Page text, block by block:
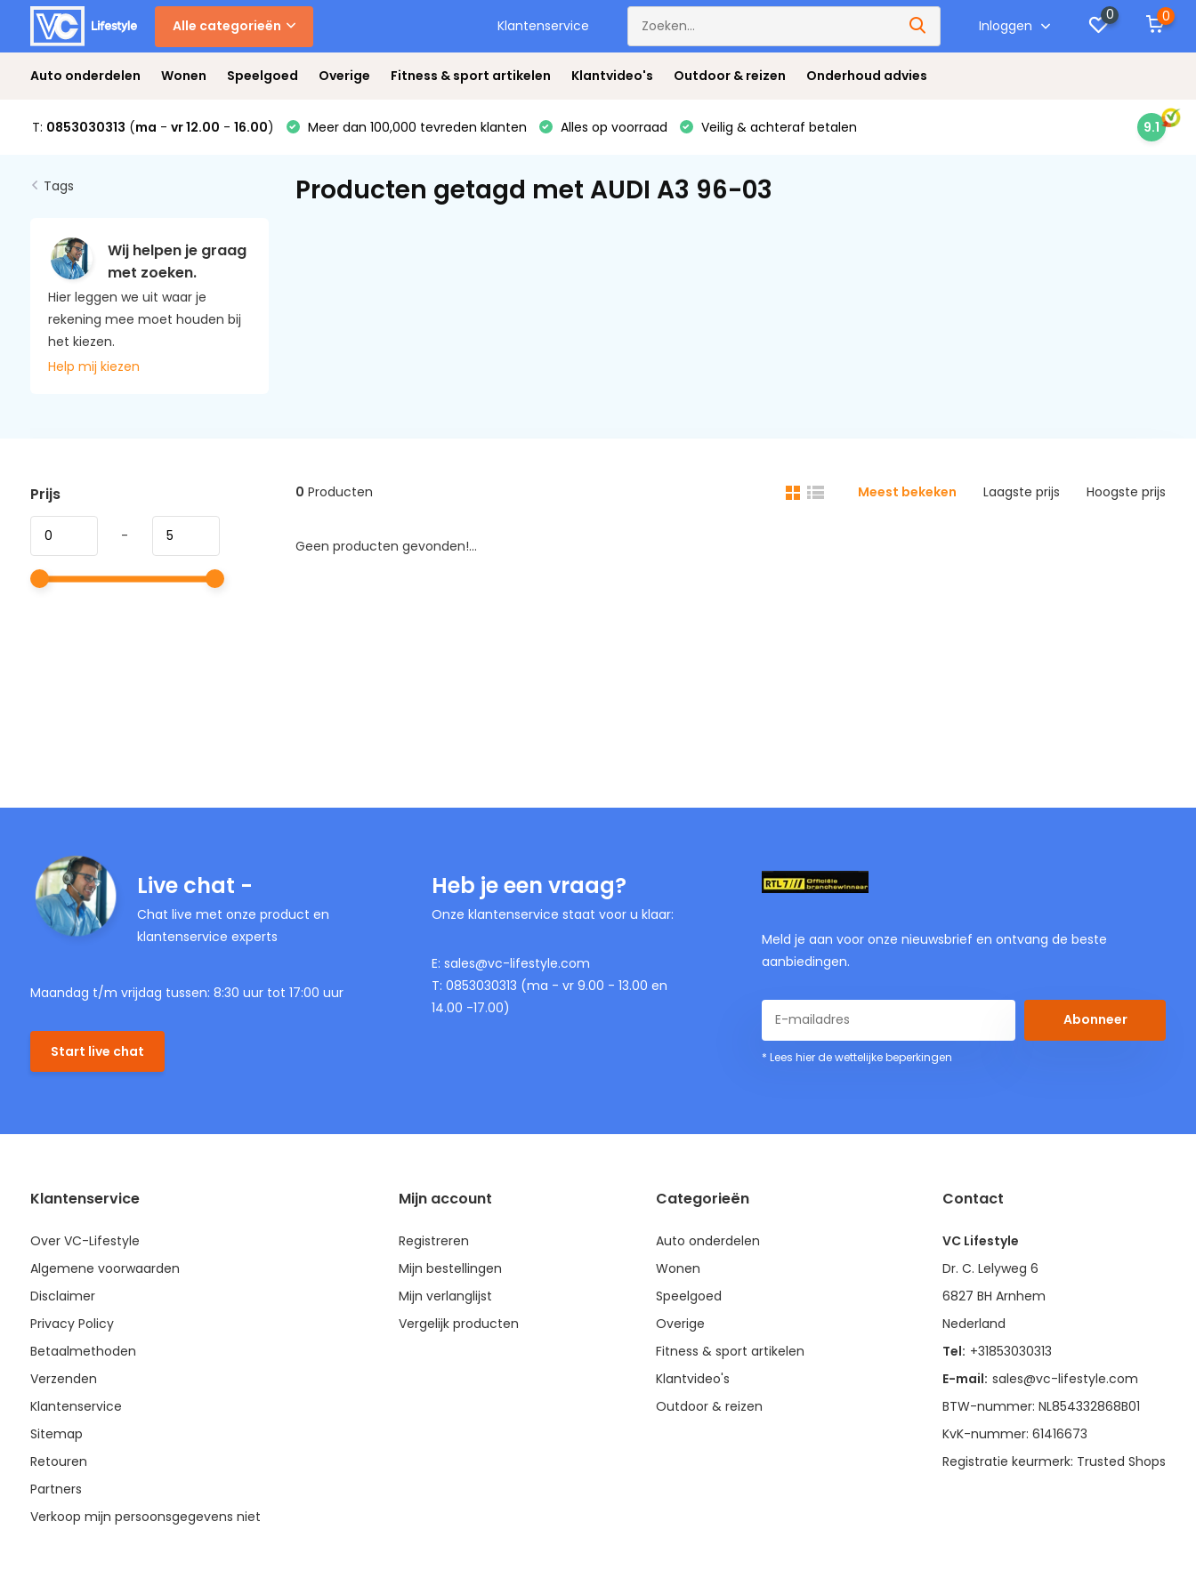
Alle categorieën Klantenservice Inloggen
0 0
Auto onderdelen Wonen Speelgoed Overige Fitness & sport artikelen Klantvideo's Outdoor & reizen Onderhoud advies
T: 0853030313 (ma - vr 12.00 - 16.00) Meer dan 100,000 tevreden klanten Alles op voorraad Veilig & achteraf betalen 9.1
Tags
Wij helpen je graag
met zoeken.
Hier leggen we uit waar je
rekening mee moet houden bij
het kiezen.
Help mij kiezen
Producten getagd met AUDI A3 96-03
Prijs
-
0 Producten Meest bekeken Laagste prijs Hoogste prijs
Geen producten gevonden!...
Live chat -
Chat live met onze product en
klantenservice experts
Maandag t/m vrijdag tussen: 8:30 uur tot 17:00 uur
Start live chat
Heb je een vraag?
Onze klantenservice staat voor u klaar:
E: sales@vc-lifestyle.com
T: 0853030313 (ma - vr 9.00 - 13.00 en
14.00 -17.00)
Meld je aan voor onze nieuwsbrief en ontvang de beste
aanbiedingen.
Abonneer
* Lees hier de wettelijke beperkingen
Klantenservice
Over VC-Lifestyle
Algemene voorwaarden
Disclaimer
Privacy Policy
Betaalmethoden
Verzenden
Klantenservice
Sitemap
Retouren
Partners
Verkoop mijn persoonsgegevens niet
Mijn account
Registreren
Mijn bestellingen
Mijn verlanglijst
Vergelijk producten
Categorieën
Auto onderdelen
Wonen
Speelgoed
Overige
Fitness & sport artikelen
Klantvideo's
Outdoor & reizen
Contact
VC Lifestyle
Dr. C. Lelyweg 6
6827 BH Arnhem
Nederland
Tel: +31853030313
E-mail: sales@vc-lifestyle.com
BTW-nummer: NL854332868B01
KvK-nummer: 61416673
Registratie keurmerk: Trusted Shops